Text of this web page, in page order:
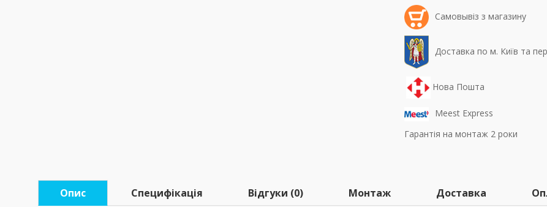
Самовывiз з магазину
Доставка по м. Київ та
Нова Пошта
Meest Express
Гарантія на монтаж 2 роки
Опис Специфікація Відгуки (0) Монтаж Доставка